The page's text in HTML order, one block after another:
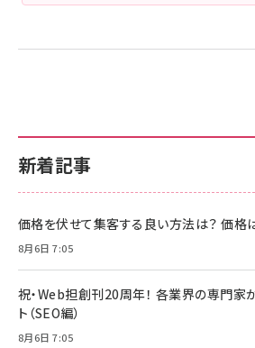
新着記事
価格を伏せて集客する良い方法は？ 価格
8月6日 7:05
祝・Web担創刊20周年！ 各業界の専門家
ト（SEO編）
8月6日 7:05